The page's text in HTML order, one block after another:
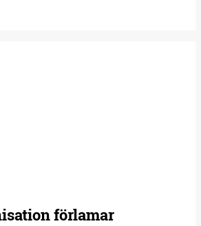
förlamar